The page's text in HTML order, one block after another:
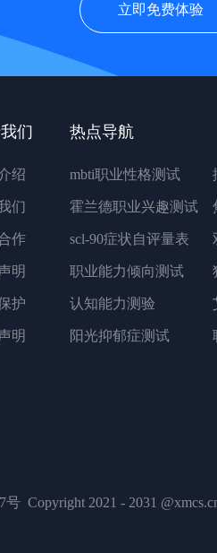
立即免费体验
们
绍
们
作
明
护
明
热点导航
mbti职业性格测试
霍兰德职业兴趣测试
scl-90症状自评量表
职业能力倾向测试
认知能力测验
阳光抑郁症测试
号 Copyright 2021 - 2031